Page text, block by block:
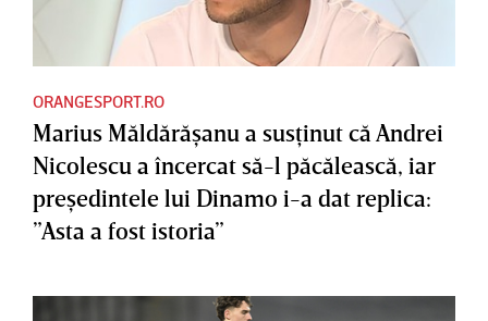
ORANGESPORT.RO
Marius Măldărăşanu a susţinut că Andrei
Nicolescu a încercat să-l păcălească, iar
preşedintele lui Dinamo i-a dat replica:
”Asta a fost istoria”